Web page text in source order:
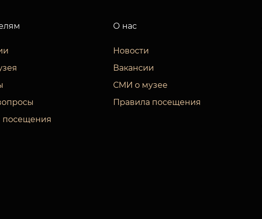
посещения
О нас
Новости
Вакансии
СМИ о музее
Правила посещения